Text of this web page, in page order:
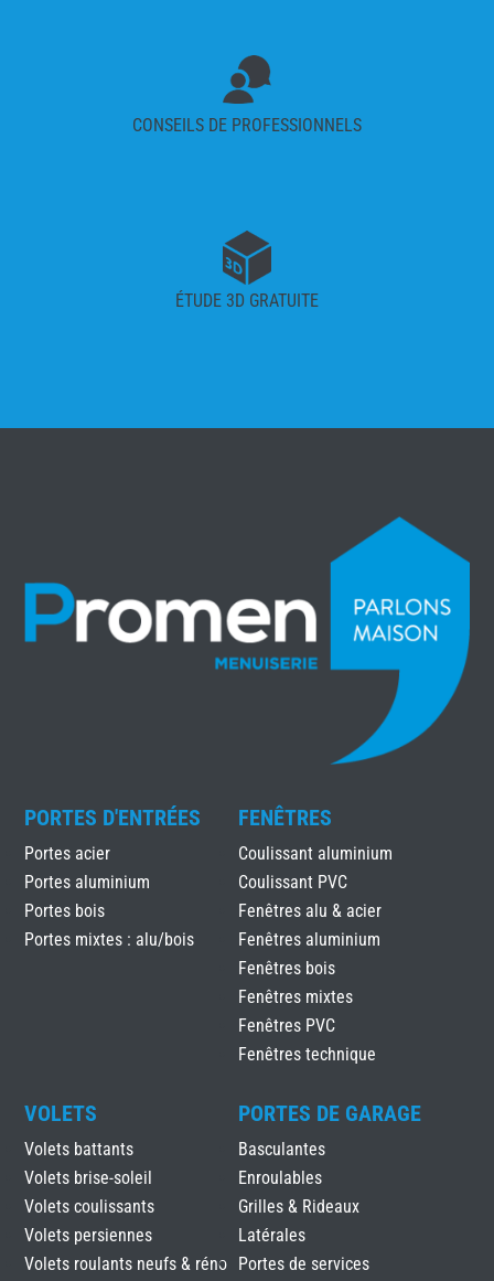
CONSEILS DE PROFESSIONNELS
ÉTUDE 3D GRATUITE
PORTES D'ENTRÉES
Portes acier
Portes aluminium
Portes bois
Portes mixtes : alu/bois
FENÊTRES
Coulissant aluminium
Coulissant PVC
Fenêtres alu & acier
Fenêtres aluminium
Fenêtres bois
Fenêtres mixtes
Fenêtres PVC
Fenêtres technique
VOLETS
Volets battants
Volets brise-soleil
Volets coulissants
Volets persiennes
Volets roulants neufs & réno
PORTES DE GARAGE
Basculantes
Enroulables
Grilles & Rideaux
Latérales
Portes de services